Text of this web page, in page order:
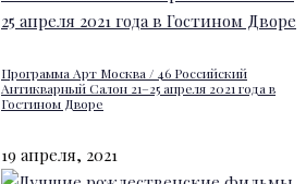
Программа Арт Москва / 46 Российский
Антикварный Салон 21–25 апреля 2021 года в
Гостином Дворе
19 апреля, 2021